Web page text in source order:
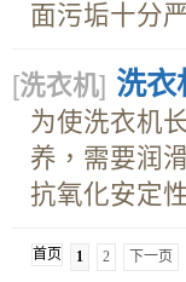
面污垢十分
[洗衣机] 洗衣
为使洗衣机
养，需要润
抗氧化安定
首页 1 2 下一页